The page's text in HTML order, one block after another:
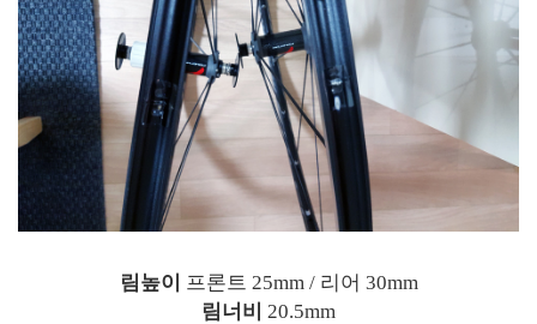
림높이
프론트 25mm / 리어 30mm
림너비
20.5mm